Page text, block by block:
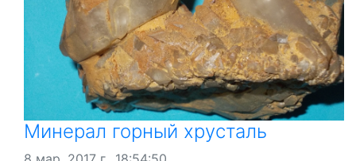
Минерал горный хрусталь